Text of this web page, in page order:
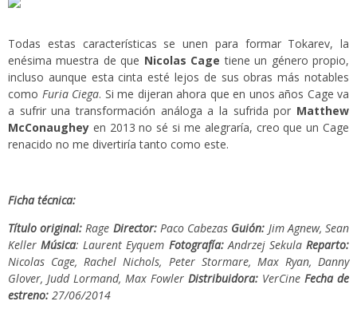
Todas estas características se unen para formar Tokarev, la
enésima muestra de que Nicolas Cage tiene un género propio,
incluso aunque esta cinta esté lejos de sus obras más notables
como Furia Ciega. Si me dijeran ahora que en unos años Cage va
a sufrir una transformación análoga a la sufrida por Matthew
McConaughey en 2013 no sé si me alegraría, creo que un Cage
renacido no me divertiría tanto como este.
Ficha técnica:
Título original: Rage Director:Paco Cabezas Guión: Jim Agnew, Sean
KellerMúsica: Laurent Eyquem Fotografía:Andrzej SekulaReparto:
Nicolas Cage, Rachel Nichols, Peter Stormare, Max Ryan, Danny
Glover, Judd Lormand, Max Fowler Distribuidora: VerCine Fecha de
estreno: 27/06/2014